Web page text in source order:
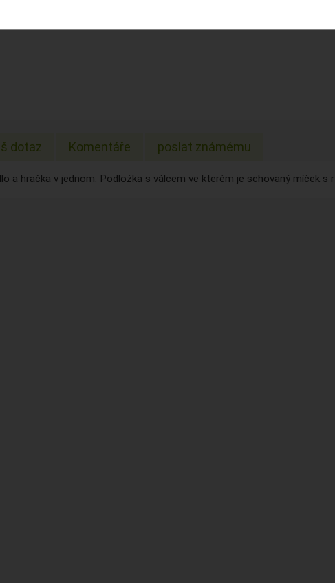
dotaz Komentáře poslat známému
a hračka v jednom. Podložka s válcem ve kterém je schovaný míček s r